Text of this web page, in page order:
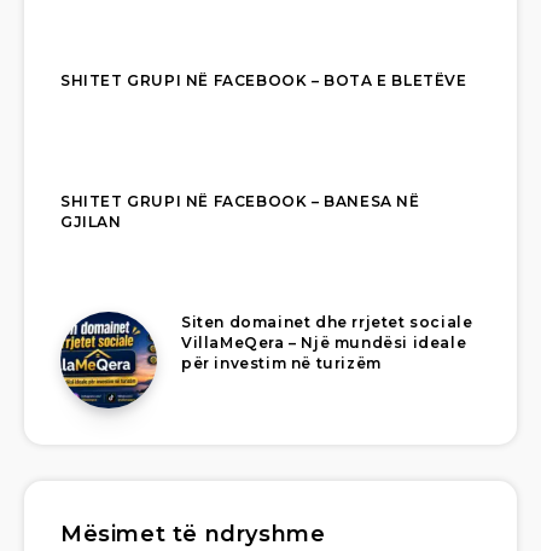
SHITET GRUPI NË FACEBOOK – BOTA E BLETËVE
SHITET GRUPI NË FACEBOOK – BANESA NË
GJILAN
Siten domainet dhe rrjetet sociale
VillaMeQera – Një mundësi ideale
për investim në turizëm
Mësimet të ndryshme